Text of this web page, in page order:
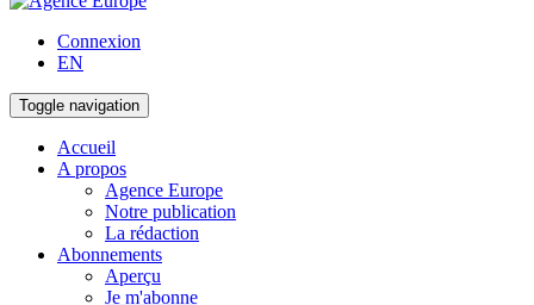
Connexion
EN
Toggle navigation
Accueil
A propos
Agence Europe
Notre publication
La rédaction
Abonnements
Aperçu
Je m'abonne